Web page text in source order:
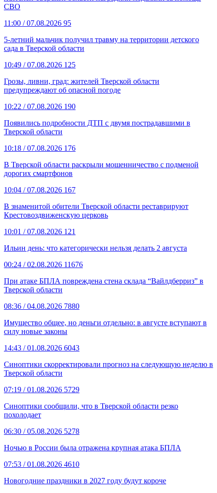
СВО
11:00 / 07.08.2026 95
5-летний мальчик получил травму на территории детского
сада в Тверской области
10:49 / 07.08.2026 125
Грозы, ливни, град: жителей Тверской области
предупреждают об опасной погоде
10:22 / 07.08.2026 190
Появились подробности ДТП с двумя пострадавшими в
Тверской области
10:18 / 07.08.2026 176
В Тверской области раскрыли мошенничество с подменой
дорогих смартфонов
10:04 / 07.08.2026 167
В знаменитой обители Тверской области реставрируют
Крестовоздвиженскую церковь
10:01 / 07.08.2026 121
Ильин день: что категорически нельзя делать 2 августа
00:24 / 02.08.2026 11676
При атаке БПЛА повреждена стена склада “Вайлдберриз” в
Тверской области
08:36 / 04.08.2026 7880
Имущество общее, но деньги отдельно: в августе вступают в
силу новые законы
14:43 / 01.08.2026 6043
Синоптики скорректировали прогноз на следующую неделю в
Тверской области
07:19 / 01.08.2026 5729
Синоптики сообщили, что в Тверской области резко
похолодает
06:30 / 05.08.2026 5278
Ночью в России была отражена крупная атака БПЛА
07:53 / 01.08.2026 4610
Новогодние праздники в 2027 году будут короче